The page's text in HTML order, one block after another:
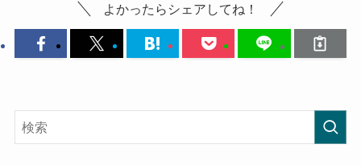
よかったらシェアしてね！